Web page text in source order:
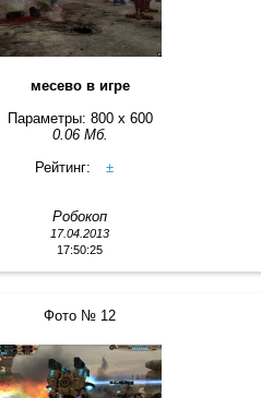
месево в игре
Параметры: 800 x 600
0.06 Мб.
Рейтинг:
±
Робокоп
17.04.2013
17:50:25
Фото № 12